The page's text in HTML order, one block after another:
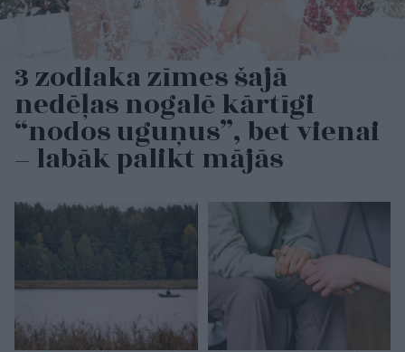
3 zodiaka zīmes šajā
nedēļas nogalē kārtīgi
“nodos uguņus”, bet vienai
– labāk palikt mājās